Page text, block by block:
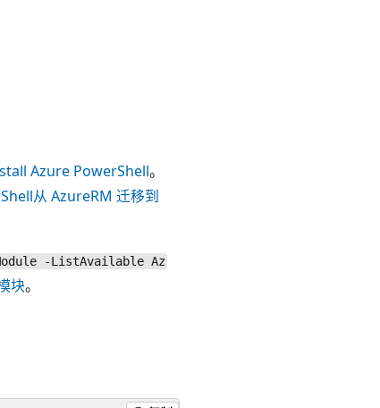
Azure PowerShell。
从 AzureRM 迁移到
-ListAvailable Az
块。